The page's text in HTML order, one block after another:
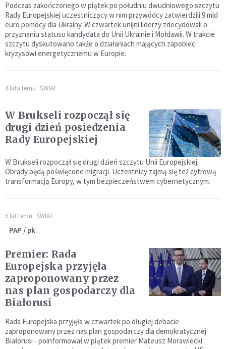
Podczas zakończonego w piątek po południu dwudniowego szczytu
Rady Europejskiej uczestniczący w nim przywódcy zatwierdzili 9 mld
euro pomocy dla Ukrainy. W czwartek unijni liderzy zdecydowali o
przyznaniu statusu kandydata do Unii Ukrainie i Mołdawii. W trakcie
szczytu dyskutowano także o działaniach mających zapobiec
kryzysowi energetycznemu w Europie.
4 lata temu ŚWIAT
W Brukseli rozpoczął się
drugi dzień posiedzenia
Rady Europejskiej
W Brukseli rozpoczął się drugi dzień szczytu Unii Europejskiej.
Obrady będą poświęcone migracji. Uczestnicy zajmą się też cyfrową
transformacją Europy, w tym bezpieczeństwem cybernetycznym.
5 lat temu ŚWIAT
PAP / pk
Premier: Rada
Europejska przyjęła
zaproponowany przez
nas plan gospodarczy dla
Białorusi
Rada Europejska przyjęła w czwartek po długiej debacie
zaproponowany przez nas plan gospodarczy dla demokratycznej
Białorusi - poinformował w piątek premier Mateusz Morawiecki